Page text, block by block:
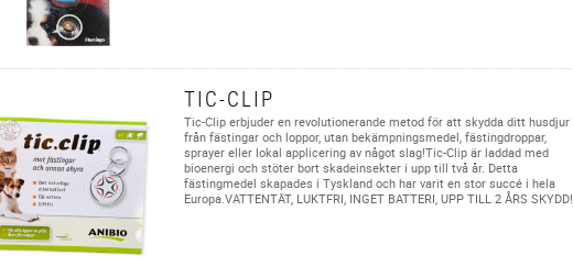
TIC-CLIP
Tic-Clip erbjuder en revolutionerande metod för att skydda ditt husdjur
från fästingar och loppor, utan bekämpningsmedel, fästingdroppar,
sprayer eller lokal applicering av något slag!Tic-Clip är laddad med
bioenergi och stöter bort skadeinsekter i upp till två år. Detta
fästingmedel skapades i Tyskland och har varit en stor succé i hela
Europa.VATTENTÄT, LUKTFRI, INGET BATTERI, UPP TILL 2 ÅRS SKYDD!